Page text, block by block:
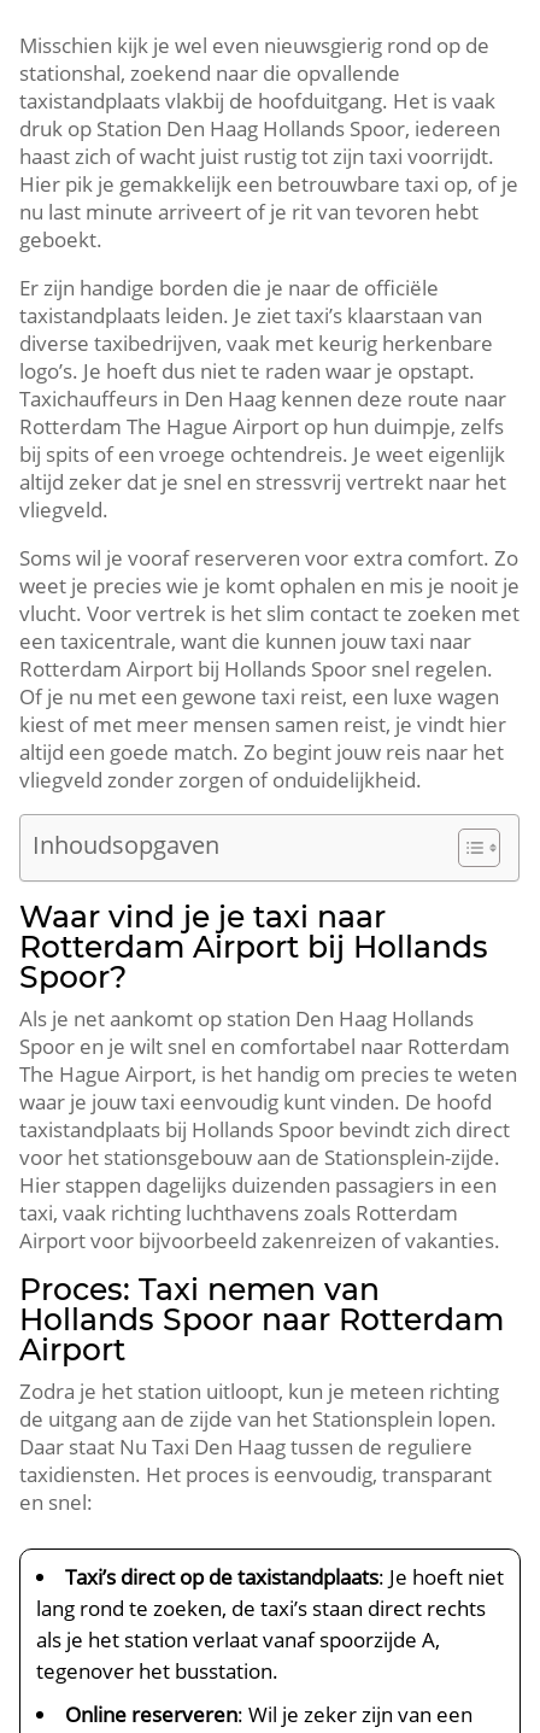
Misschien kijk je wel even nieuwsgierig rond op de
stationshal, zoekend naar die opvallende
taxistandplaats vlakbij de hoofduitgang. Het is vaak
druk op Station Den Haag Hollands Spoor, iedereen
haast zich of wacht juist rustig tot zijn taxi voorrijdt.
Hier pik je gemakkelijk een betrouwbare taxi op, of je
nu last minute arriveert of je rit van tevoren hebt
geboekt.
Er zijn handige borden die je naar de officiële
taxistandplaats leiden. Je ziet taxi’s klaarstaan van
diverse taxibedrijven, vaak met keurig herkenbare
logo’s. Je hoeft dus niet te raden waar je opstapt.
Taxichauffeurs in Den Haag kennen deze route naar
Rotterdam The Hague Airport op hun duimpje, zelfs
bij spits of een vroege ochtendreis. Je weet eigenlijk
altijd zeker dat je snel en stressvrij vertrekt naar het
vliegveld.
Soms wil je vooraf reserveren voor extra comfort. Zo
weet je precies wie je komt ophalen en mis je nooit je
vlucht. Voor vertrek is het slim contact te zoeken met
een taxicentrale, want die kunnen jouw taxi naar
Rotterdam Airport bij Hollands Spoor snel regelen.
Of je nu met een gewone taxi reist, een luxe wagen
kiest of met meer mensen samen reist, je vindt hier
altijd een goede match. Zo begint jouw reis naar het
vliegveld zonder zorgen of onduidelijkheid.
Inhoudsopgaven
Waar vind je je taxi naar
Rotterdam Airport bij Hollands
Spoor?
Als je net aankomt op station Den Haag Hollands
Spoor en je wilt snel en comfortabel naar Rotterdam
The Hague Airport, is het handig om precies te weten
waar je jouw taxi eenvoudig kunt vinden. De hoofd
taxistandplaats bij Hollands Spoor bevindt zich direct
voor het stationsgebouw aan de Stationsplein-zijde.
Hier stappen dagelijks duizenden passagiers in een
taxi, vaak richting luchthavens zoals Rotterdam
Airport voor bijvoorbeeld zakenreizen of vakanties.
Proces: Taxi nemen van
Hollands Spoor naar Rotterdam
Airport
Zodra je het station uitloopt, kun je meteen richting
de uitgang aan de zijde van het Stationsplein lopen.
Daar staat Nu Taxi Den Haag tussen de reguliere
taxidiensten. Het proces is eenvoudig, transparant
en snel:
Taxi’s direct op de taxistandplaats: Je hoeft niet
lang rond te zoeken, de taxi’s staan direct rechts
als je het station verlaat vanaf spoorzijde A,
tegenover het busstation.
Online reserveren: Wil je zeker zijn van een